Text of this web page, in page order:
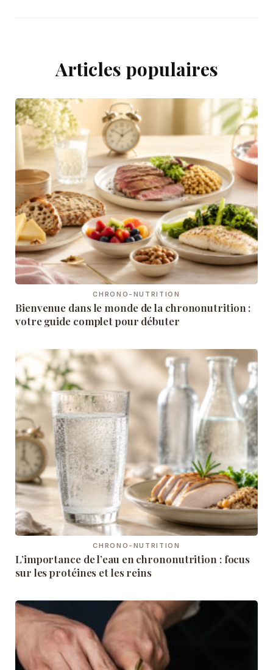
Articles populaires
CHRONO-NUTRITION
Bienvenue dans le monde de la chrononutrition :
votre guide complet pour débuter
CHRONO-NUTRITION
L’importance de l’eau en chrononutrition : focus
sur les protéines et les reins